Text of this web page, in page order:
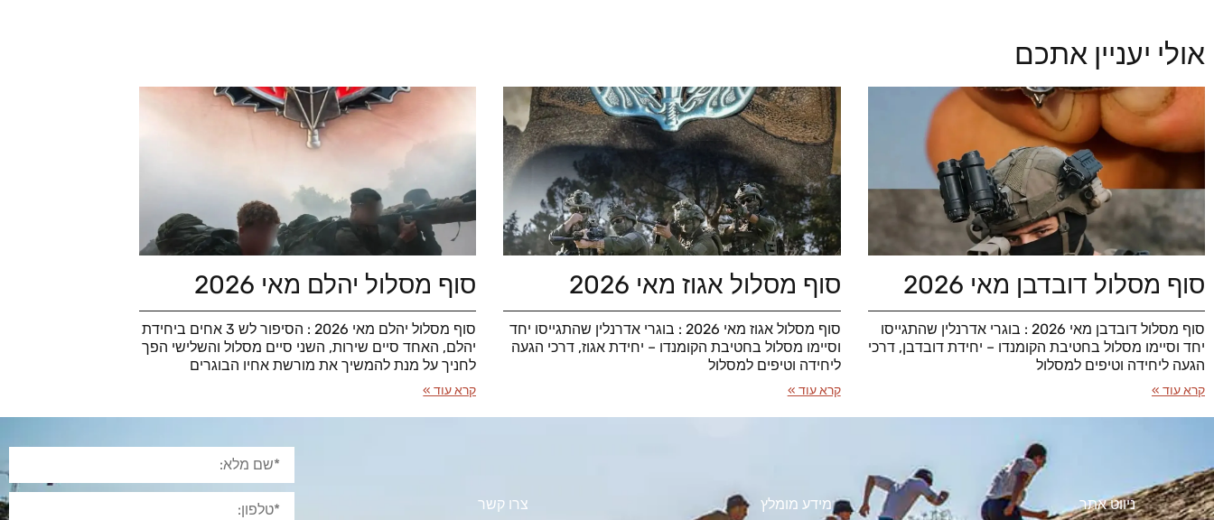
אולי יעניין אתכם
סוף מסלול דובדבן מאי 2026
סוף מסלול דובדבן מאי 2026 : בוגרי אדרנלין שהתגייסו
יחד וסיימו מסלול בחטיבת הקומנדו – יחידת דובדבן, דרכי
הגעה ליחידה וטיפים למסלול
קרא עוד »
סוף מסלול אגוז מאי 2026
סוף מסלול אגוז מאי 2026 : בוגרי אדרנלין שהתגייסו יחד
וסיימו מסלול בחטיבת הקומנדו – יחידת אגוז, דרכי הגעה
ליחידה וטיפים למסלול
קרא עוד »
סוף מסלול יהלם מאי 2026
סוף מסלול יהלם מאי 2026 : הסיפור לש 3 אחים ביחידת
יהלם, האחד סיים שירות, השני סיים מסלול והשלישי הפך
לחניך על מנת להמשיך את מורשת אחיו הבוגרים
קרא עוד »
ניווט אתר מידע מומלץ צרו קשר